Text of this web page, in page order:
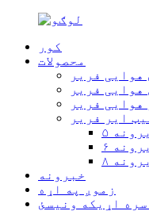
کور
محصولات
هوایی فریر
هوایی فریر
هوایی فریر
ایر فریر
خبرونه
زموږ په اړه
سره اړیکه ونیسئ